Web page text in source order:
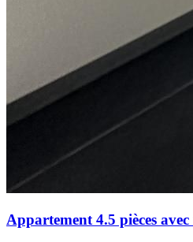
Appartement 4.5 pièces